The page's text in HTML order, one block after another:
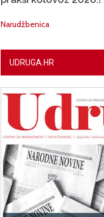
Narudžbenica
UDRUGA.HR